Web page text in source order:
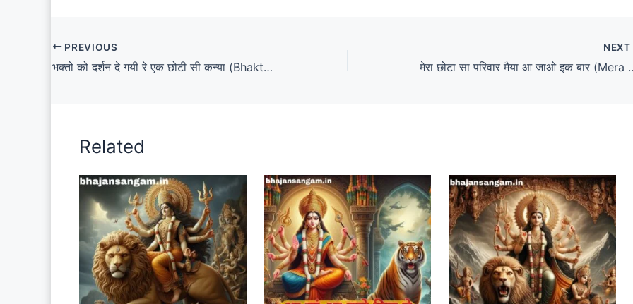
PREVIOUS
भक्तो को दर्शन दे गयी रे एक छोटी सी कन्या (Bhakton Ko Darshan De Gayi Re Ek Choti Si Kanya Lyrics)
NEXT
मेरा छोटा सा परिवार मैया आ
Related